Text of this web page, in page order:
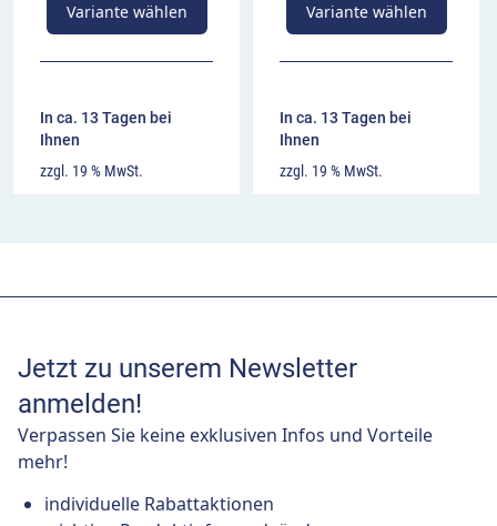
Variante wählen
In ca. 13 Tagen bei
Ihnen
zzgl. 19 % MwSt.
Variante wählen
In ca. 13 Tagen bei
Ihnen
zzgl. 19 % MwSt.
Jetzt zu unserem Newsletter
anmelden!
Verpassen Sie keine exklusiven Infos und Vorteile
mehr!
individuelle Rabattaktionen